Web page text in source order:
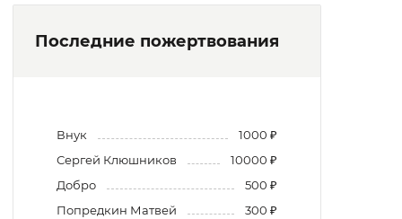
Последние пожертвования
Внук
1000 ₽
Сергей Клюшников
10000 ₽
Добро
500 ₽
Попредкин Матвей
300 ₽